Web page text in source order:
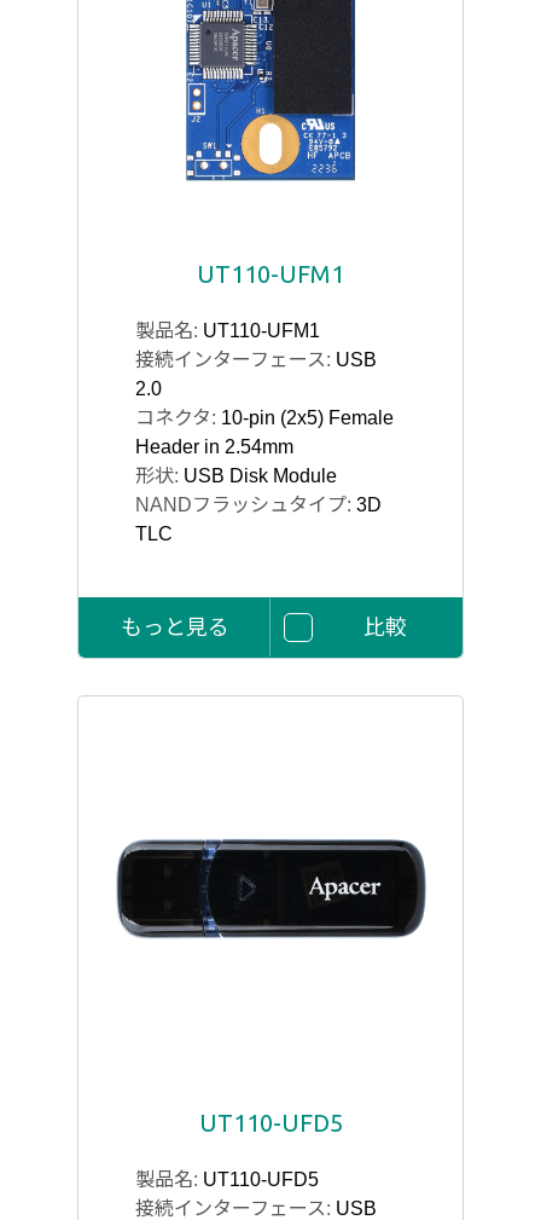
UT110-UFM1
製品名: UT110-UFM1
接続インターフェース: USB
2.0
コネクタ: 10-pin (2x5) Female
Header in 2.54mm
形状: USB Disk Module
NANDフラッシュタイプ: 3D
TLC
もっと見る 比較
UT110-UFD5
製品名: UT110-UFD5
接続インターフェース: USB